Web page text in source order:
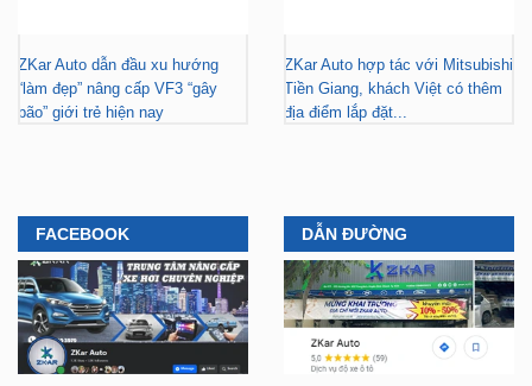
ZKar Auto dẫn đầu xu hướng
“làm đẹp” nâng cấp VF3 “gây
bão” giới trẻ hiện nay
ZKar Auto hợp tác với Mitsubishi
Tiền Giang, khách Việt có thêm
địa điểm lắp đặt...
FACEBOOK DẪN ĐƯỜNG